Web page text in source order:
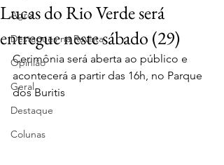
Agro
Destaques na Revista
Opinião
Geral
Destaque
Colunas
Lucas do Rio Verde será
entregue neste sábado (29)
Cerimônia será aberta ao público e
acontecerá a partir das 16h, no Parque
dos Buritis